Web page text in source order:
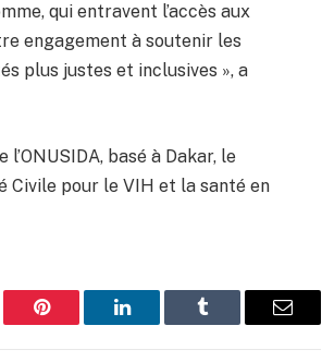
qui entravent l’accès aux
engagement à soutenir les
plus justes et inclusives », a
basé à Dakar, le
Civile pour le VIH et la santé en
Pinterest LinkedIn Tumblr Email